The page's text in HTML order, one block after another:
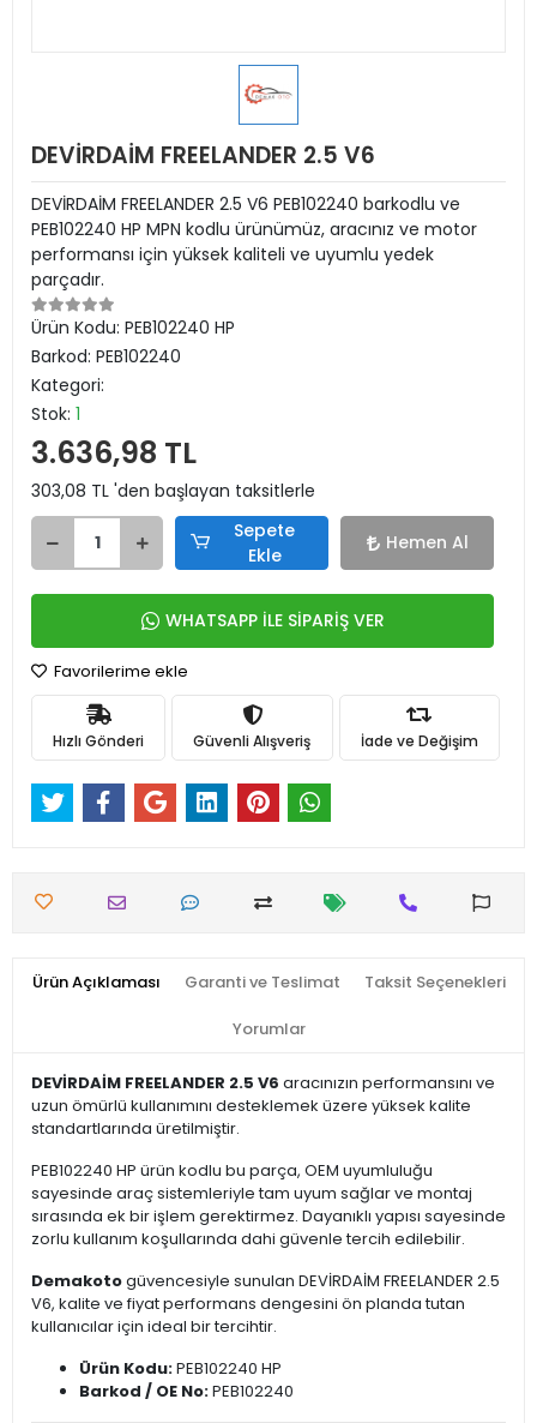
DEVİRDAİM FREELANDER 2.5 V6
DEVİRDAİM FREELANDER 2.5 V6 PEB102240 barkodlu ve
PEB102240 HP MPN kodlu ürünümüz, aracınız ve motor
performansı için yüksek kaliteli ve uyumlu yedek
parçadır.
Ürün Kodu: PEB102240 HP
Barkod: PEB102240
Kategori:
Stok: 1
3.636,98 TL
303,08 TL 'den başlayan taksitlerle
Sepete
Ekle
Hemen Al
WHATSAPP İLE SİPARİŞ VER
Favorilerime ekle
Hızlı Gönderi Güvenli Alışveriş İade ve Değişim
Ürün Açıklaması Garanti ve Teslimat Taksit Seçenekleri
Yorumlar
DEVİRDAİM FREELANDER 2.5 V6 aracınızın performansını ve
uzun ömürlü kullanımını desteklemek üzere yüksek kalite
standartlarında üretilmiştir.
PEB102240 HP ürün kodlu bu parça, OEM uyumluluğu
sayesinde araç sistemleriyle tam uyum sağlar ve montaj
sırasında ek bir işlem gerektirmez. Dayanıklı yapısı sayesinde
zorlu kullanım koşullarında dahi güvenle tercih edilebilir.
Demakotogüvencesiyle sunulan DEVİRDAİM FREELANDER 2.5
V6, kalite ve fiyat performans dengesini ön planda tutan
kullanıcılar için ideal bir tercihtir.
Ürün Kodu:PEB102240 HP
Barkod / OE No:PEB102240